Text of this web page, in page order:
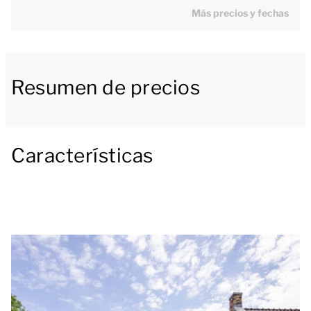
cocina americana equipada con electrodomésticos
espacioso balcón o terraza exterior amueblado.
baños con ducha y lavabo, uno de los cuales dispone
En uno de los tres edificios de apartamentos podrás
disfrutar gratuitamente de una pequeña piscina
climatizada (dimensiones: 5 x 3 metros) equipada
con un potente chorro de agua y asientos de
Más precios y fechas
Resumen de precios
Características